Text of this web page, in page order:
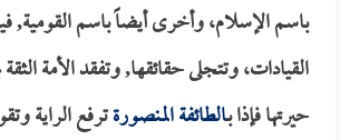
باسم الإسلام، وأخرى أيضاً باسم
القيادات، وتتجلى حقائقها, وتفقد الأمة
حيرتها فإذا بـالطائفة المنصورةترفع الراية